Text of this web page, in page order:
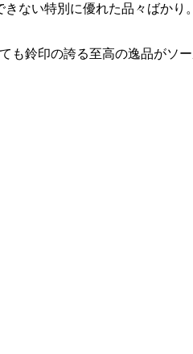
ない特別に優れた品々ばかり。
も鈴印の誇る至高の逸品がソ